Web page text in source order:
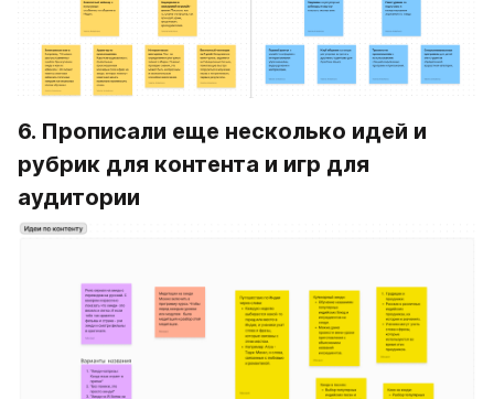
6. Прописали еще несколько идей и
рубрик для контента и игр для
аудитории